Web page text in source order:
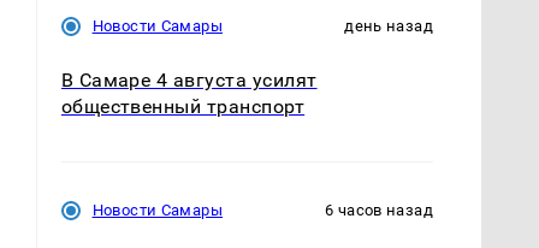
Новости Самары день назад
В Самаре 4 августа усилят
общественный транспорт
Новости Самары 6 часов назад